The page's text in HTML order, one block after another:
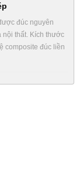
đúc nguyên
nội thất. Kích thước
composite đúc liền